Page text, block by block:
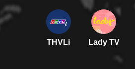
THVLi Lady TV